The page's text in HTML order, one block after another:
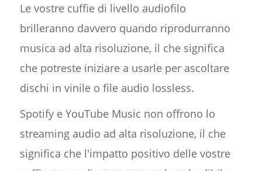
Le vostre cuffie di livello audiofilo
brilleranno davvero quando riprodurranno
musica ad alta risoluzione, il che significa
che potreste iniziare a usarle per ascoltare
dischi in vinile o file audio lossless.
Spotify e YouTube Music non offrono lo
streaming audio ad alta risoluzione, il che
significa che l'impatto positivo delle vostre